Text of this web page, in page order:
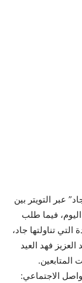
عبر التويتر بين
فيما طلب
تناولتها جاد،
فهد العيد
المتابعين.
الاجتماعي: